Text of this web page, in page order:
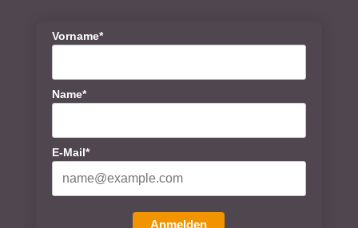
Vorname*
Name*
E-Mail*
Anmelden